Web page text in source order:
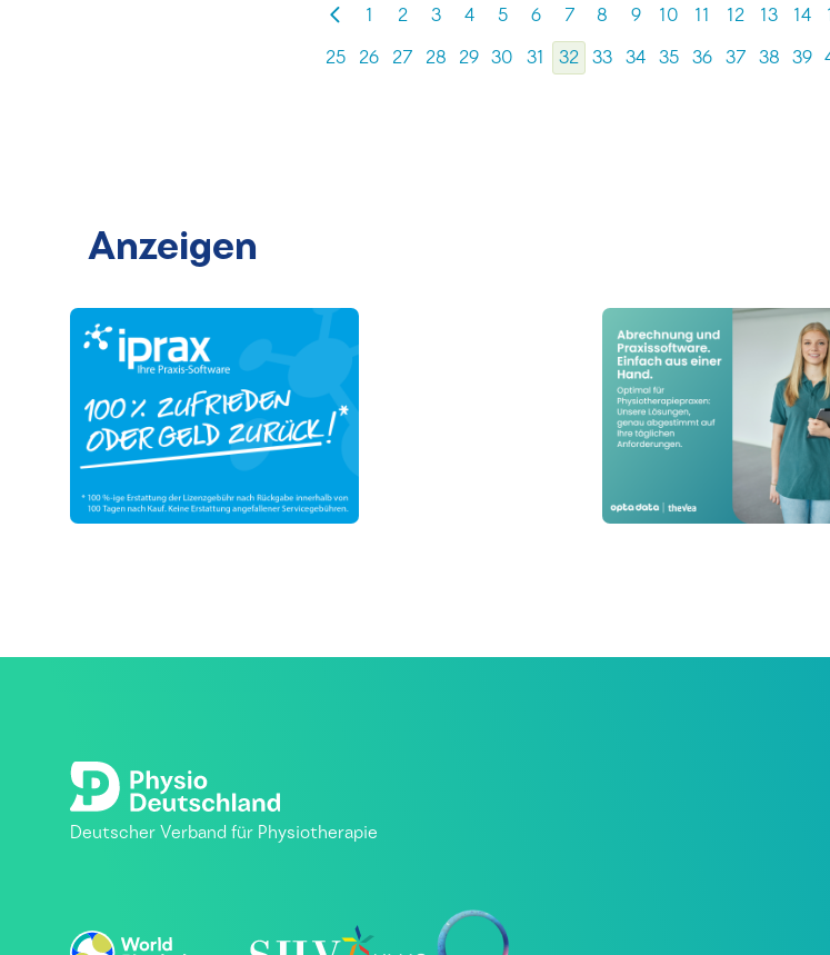
1 2 3 4 5 6 7 8 9 10 11 12 13 14
25 26 27 28 29 30 31 32 33 34 35 36 37 38 39
Anzeigen
Deutscher Verband für Physiotherapie